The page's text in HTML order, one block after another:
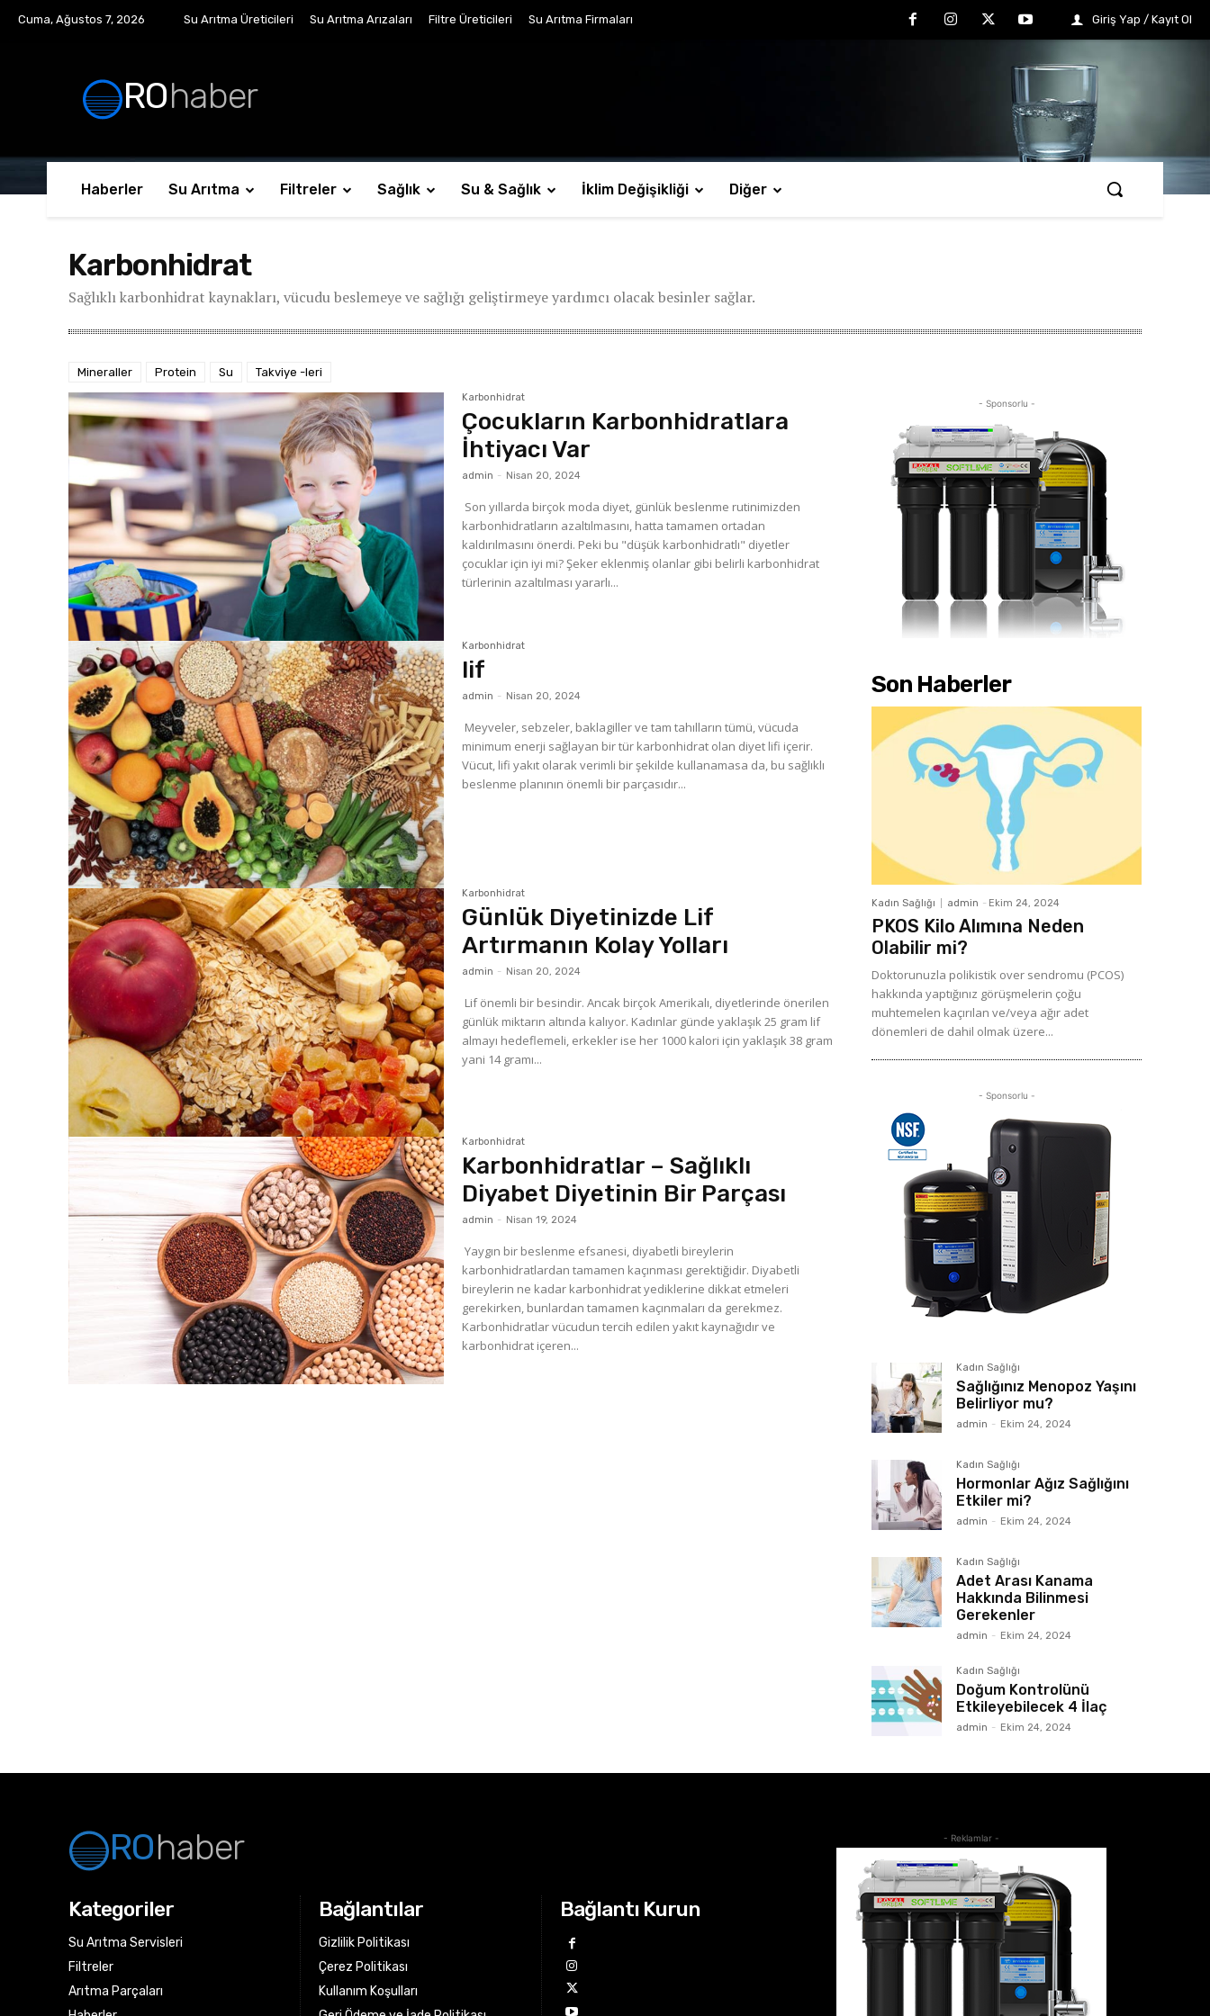
Cuma, Ağustos 7, 2026 Su Arıtma Üreticileri Su Arıtma Arızaları Filtre Üreticileri Su Arıtma Firmaları Giriş Yap / Kayıt Ol
ROhaber
Haberler Su Arıtma Filtreler Sağlık Su & Sağlık İklim Değişikliği Diğer
Karbonhidrat
Sağlıklı karbonhidrat kaynakları, vücudu beslemeye ve sağlığı geliştirmeye yardımcı olacak besinler sağlar.
Mineraller Protein Su Takviye -leri
Karbonhidrat
Çocukların Karbonhidratlara
İhtiyacı Var
admin - Nisan 20, 2024
karbonhidratların azaltılmasını, hatta tamamen ortadan
kaldırılmasını önerdi. Peki bu "düşük karbonhidratlı" diyetler
çocuklar için iyi mi? Şeker eklenmiş olanlar gibi belirli karbonhidrat
türlerinin azaltılması yararlı...
Karbonhidrat
lif
admin - Nisan 20, 2024
minimum enerji sağlayan bir tür karbonhidrat olan diyet lifi içerir.
Vücut, lifi yakıt olarak verimli bir şekilde kullanamasa da, bu sağlıklı
beslenme planının önemli bir parçasıdır...
Karbonhidrat
Günlük Diyetinizde Lif
Artırmanın Kolay Yolları
admin - Nisan 20, 2024
günlük miktarın altında kalıyor. Kadınlar günde yaklaşık 25 gram lif
almayı hedeflemeli, erkekler ise her 1000 kalori için yaklaşık 38 gram
yani 14 gramı...
Karbonhidrat
Karbonhidratlar – Sağlıklı
Diyabet Diyetinin Bir Parçası
admin - Nisan 19, 2024
Yaygın bir beslenme efsanesi, diyabetli bireylerin
karbonhidratlardan tamamen kaçınması gerektiğidir. Diyabetli
bireylerin ne kadar karbonhidrat yediklerine dikkat etmeleri
gerekirken, bunlardan tamamen kaçınmaları da gerekmez.
Karbonhidratlar vücudun tercih edilen yakıt kaynağıdır ve
karbonhidrat içeren...
- Sponsorlu -
Son Haberler
Kadın Sağlığı admin - Ekim 24, 2024
PKOS Kilo Alımına Neden
Olabilir mi?
Doktorunuzla polikistik over sendromu (PCOS)
hakkında yaptığınız görüşmelerin çoğu
muhtemelen kaçırılan ve/veya ağır adet
dönemleri de dahil olmak üzere...
- Sponsorlu -
Kadın Sağlığı
Sağlığınız Menopoz Yaşını
Belirliyor mu?
admin - Ekim 24, 2024
Kadın Sağlığı
Hormonlar Ağız Sağlığını
Etkiler mi?
admin - Ekim 24, 2024
Kadın Sağlığı
Adet Arası Kanama
Hakkında Bilinmesi
Gerekenler
admin - Ekim 24, 2024
Kadın Sağlığı
Doğum Kontrolünü
Etkileyebilecek 4 İlaç
admin - Ekim 24, 2024
ROhaber
Kategoriler
Su Arıtma Servisleri
Filtreler
Arıtma Parçaları
Bağlantılar
Gizlilik Politikası
Çerez Politikası
Kullanım Koşulları
Bağlantı Kurun
- Reklamlar -